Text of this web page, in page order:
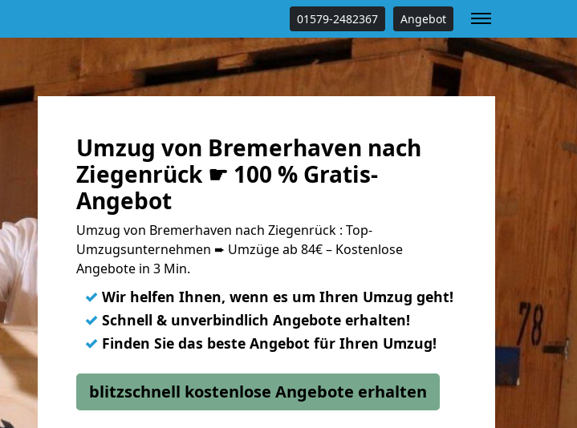
01579-2482367 Angebot
Umzug von Bremerhaven nach
Ziegenrück ☛ 100 % Gratis-
Angebot
Umzug von Bremerhaven nach Ziegenrück : Top-
Umzugsunternehmen ➨ Umzüge ab 84€ – Kostenlose
Angebote in 3 Min.
✓ Wir helfen Ihnen, wenn es um Ihren Umzug geht!
✓ Schnell & unverbindlich Angebote erhalten!
✓ Finden Sie das beste Angebot für Ihren Umzug!
blitzschnell kostenlose Angebote erhalten